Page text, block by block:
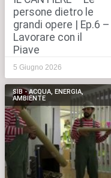
persone dietro le
grandi opere | Ep.6 –
Lavorare con il
Piave
5 Giugno 2026
SIB - ACQUA, ENERGIA,
AMBIENTE